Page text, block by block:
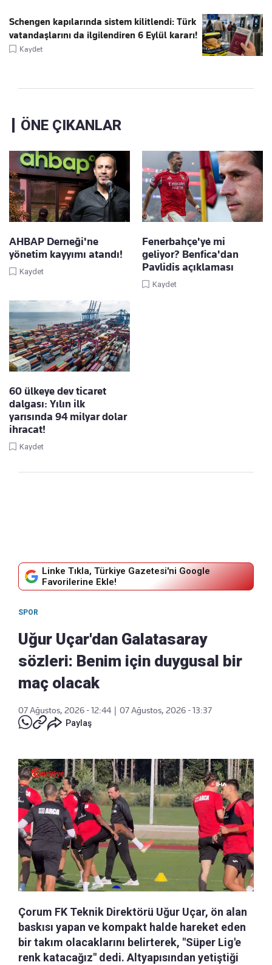
Schengen kapılarında sistem kilitlendi: Türk
vatandaşlarını da ilgilendiren 6 Eylül kararı!
Kaydet
ÖNE ÇIKANLAR
AHBAP Derneği'ne
yönetim kayyımı atandı!
Kaydet
Fenerbahçe'ye mi
geliyor? Benfica'dan
Pavlidis açıklaması
Kaydet
60 ülkeye dev ticaret
dalgası: Yılın ilk
yarısında 94 milyar dolar
ihracat!
Kaydet
Linke Tıkla, Türkiye Gazetesi'ni Google
Favorilerine Ekle!
SPOR
Uğur Uçar'dan Galatasaray
sözleri: Benim için duygusal bir
maç olacak
07 Ağustos, 2026 - 12:44
07 Ağustos, 2026 - 13:37
Paylaş
Çorum FK Teknik Direktörü Uğur Uçar, ön alan
baskısı yapan ve kompakt halde hareket eden
bir takım olacaklarını belirterek, "Süper Lig'e
renk katacağız" dedi. Altyapısından yetiştiği